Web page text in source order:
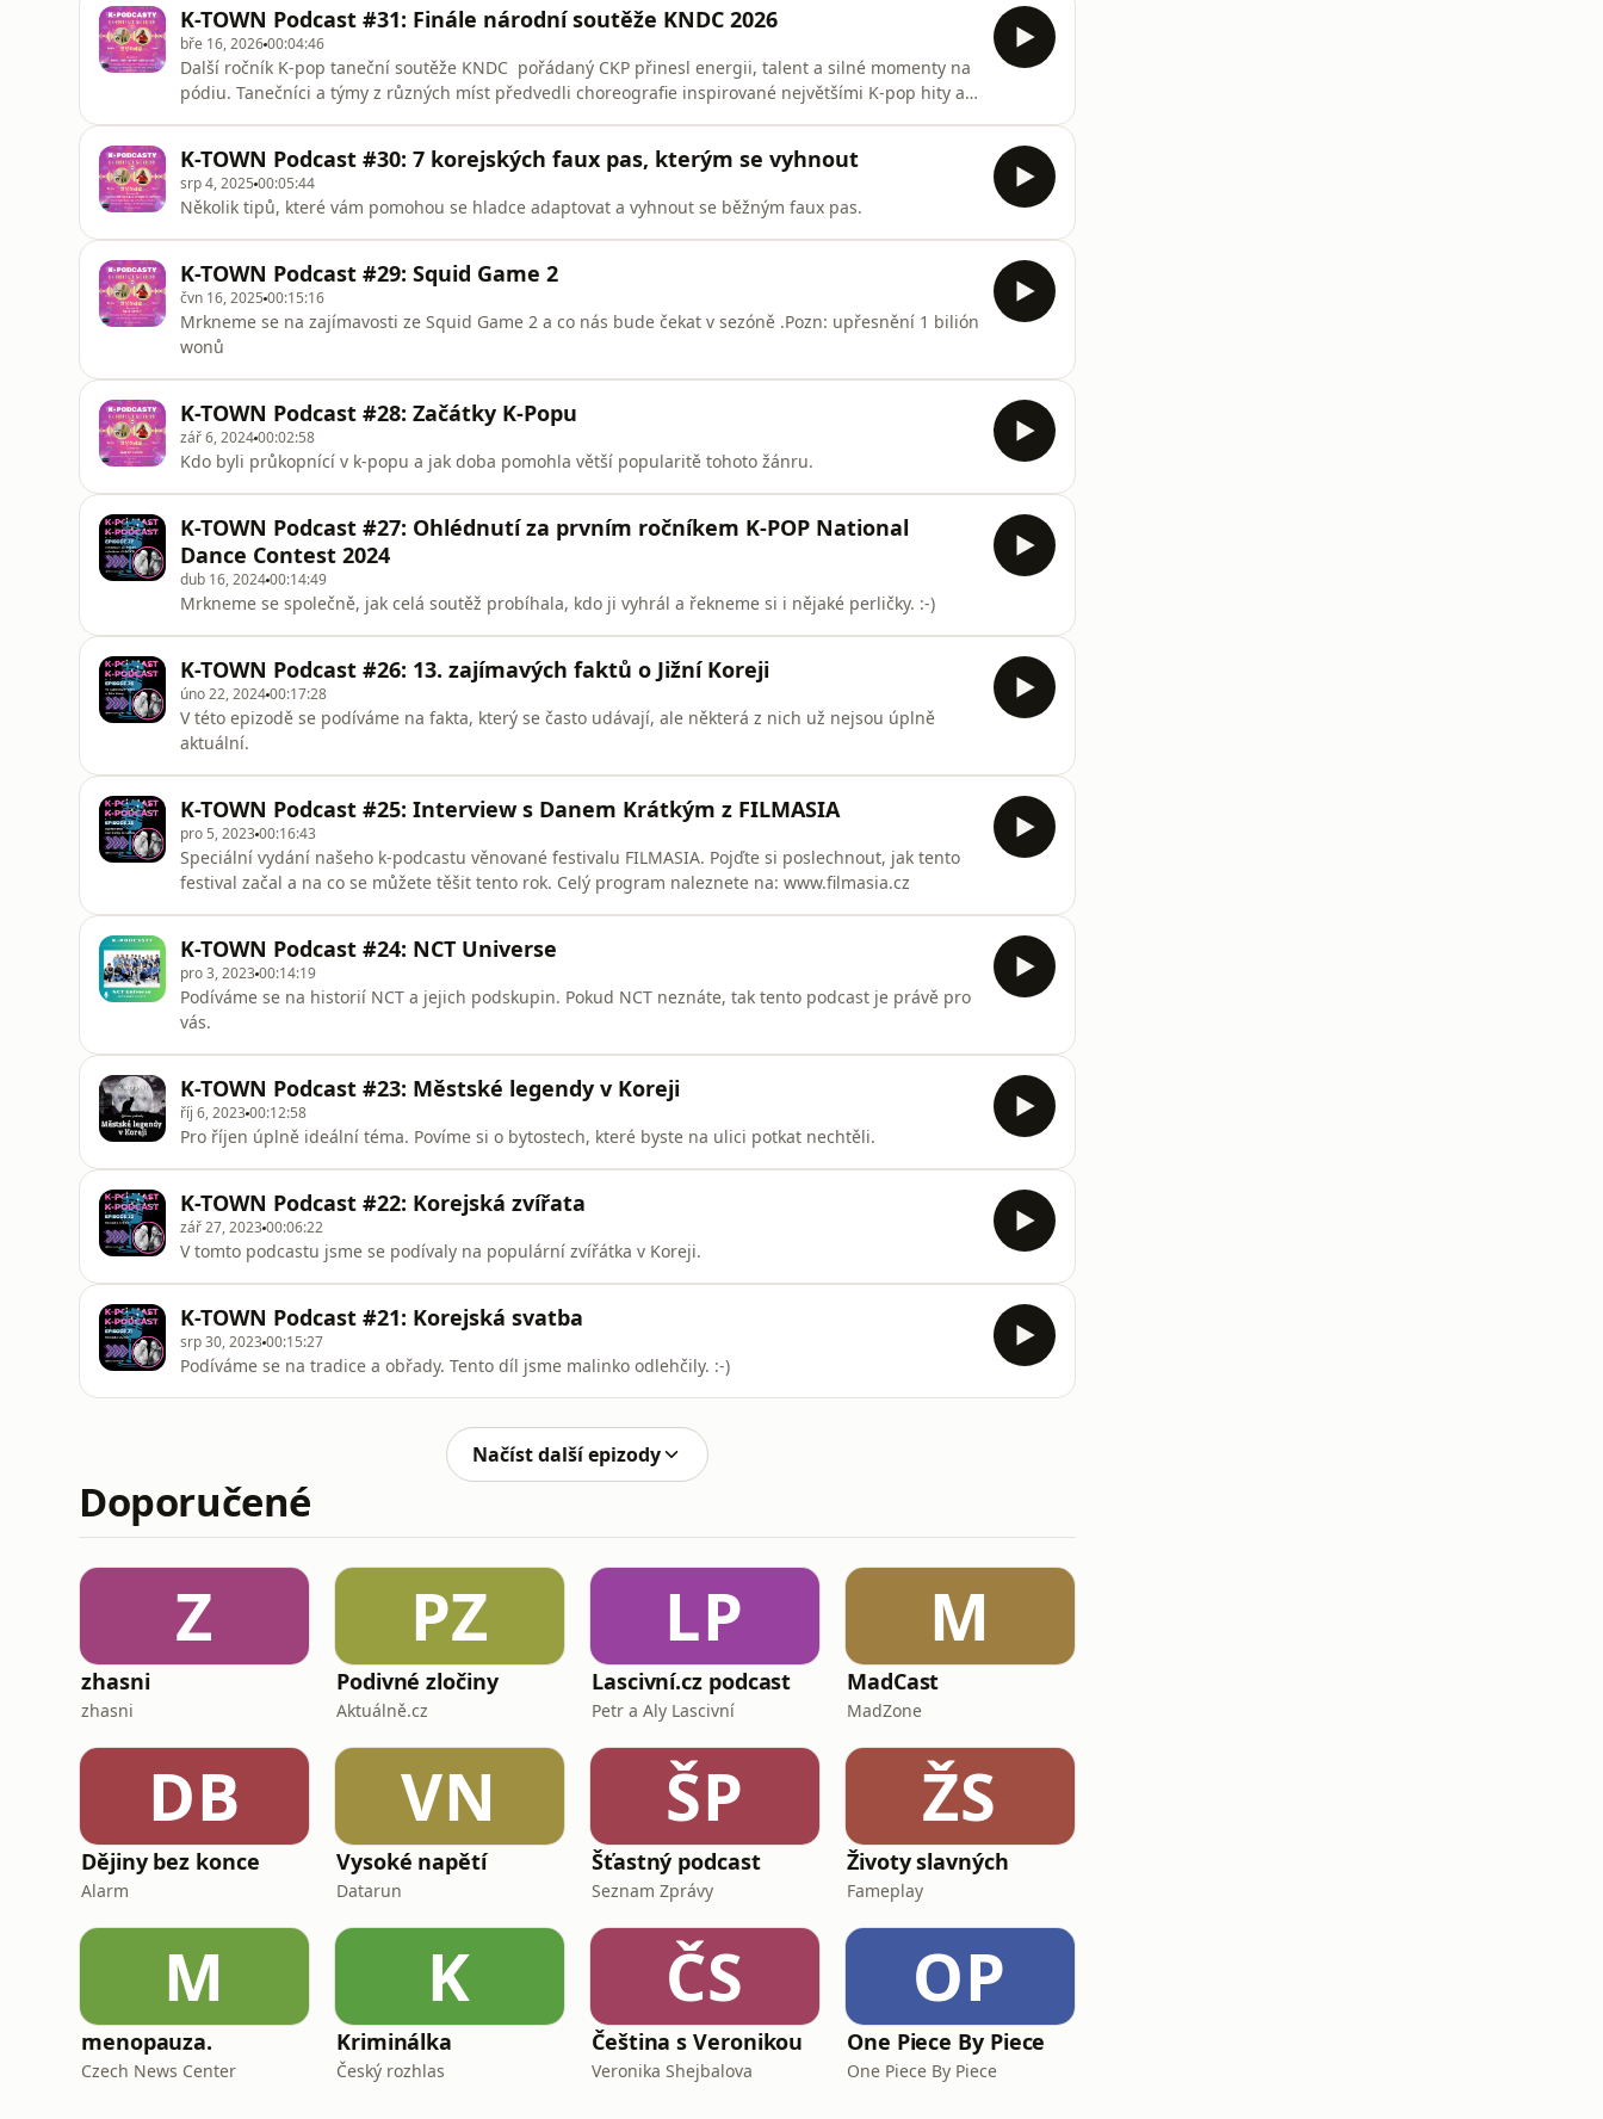
K-TOWN Podcast #31: Finále národní soutěže KNDC 2026
bře 16, 202600:04:46
Další ročník K-pop taneční soutěže KNDC pořádaný CKP přinesl energii, talent a silné momenty na
pódiu. Tanečníci a týmy z různých míst předvedli choreografie inspirované největšími K-pop hity a
tanečníkům za
K-TOWN Podcast #30: 7 korejských faux pas, kterým se vyhnout
srp 4, 2025 00:05:44
Několik tipů, které vám pomohou se hladce adaptovat a vyhnout se běžným faux pas.
K-TOWN Podcast #29: Squid Game 2
čvn 16, 2025 00:15:16
Mrkneme se na zajímavosti ze Squid Game 2 a co nás bude čekat v sezóně .Pozn: upřesnění 1 bilión
wonů
K-TOWN Podcast #28: Začátky K-Popu
zář 6, 202400:02:58
Kdo byli průkopnící v k-popu a jak doba pomohla větší popularitě tohoto žánru.
K-TOWN Podcast #27: Ohlédnutí za prvním ročníkem K-POP National
Dance Contest 2024
dub 16, 202400:14:49
Mrkneme se společně, jak celá soutěž probíhala, kdo ji vyhrál a řekneme si i nějaké perličky. :-)
K-TOWN Podcast #26: 13. zajímavých faktů o Jižní Koreji
úno 22, 202400:17:28
V této epizodě se podíváme na fakta, který se často udávají, ale některá z nich už nejsou úplně
aktuální.
K-TOWN Podcast #25: Interview s Danem Krátkým z FILMASIA
pro 5, 202300:16:43
Speciální vydání našeho k-podcastu věnované festivalu FILMASIA. Pojďte si poslechnout, jak tento
festival začal a na co se můžete těšit tento rok. Celý program naleznete na: www.filmasia.cz
K-TOWN Podcast #24: NCT Universe
pro 3, 202300:14:19
Podíváme se na historií NCT a jejich podskupin. Pokud NCT neznáte, tak tento podcast je právě pro
vás.
K-TOWN Podcast #23: Městské legendy v Koreji
říj 6, 202300:12:58
Pro říjen úplně ideální téma. Povíme si o bytostech, které byste na ulici potkat nechtěli.
K-TOWN Podcast #22: Korejská zvířata
zář 27, 202300:06:22
V tomto podcastu jsme se podívaly na populární zvířátka v Koreji.
K-TOWN Podcast #21: Korejská svatba
srp 30, 202300:15:27
Podíváme se na tradice a obřady. Tento díl jsme malinko odlehčily. :-)
Načíst další epizody
Doporučené
Z
zhasni
zhasni
PZ
Podivné zločiny
Aktuálně.cz
LP
Lascivní.cz podcast
Petr a Aly Lascivní
M
MadCast
MadZone
DB
Dějiny bez konce
Alarm
VN
Vysoké napětí
Datarun
ŠP
Šťastný podcast
Seznam Zprávy
ŽS
Životy slavných
Fameplay
M
menopauza.
Czech News Center
K
Kriminálka
Český rozhlas
ČS
Čeština s Veronikou
Veronika Shejbalova
OP
One Piece By Piece
One Piece By Piece